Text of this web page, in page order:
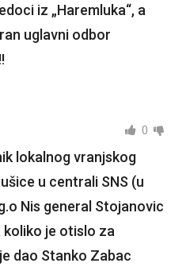
iz „Haremluka“, a
uglavni odbor
0
lokalnog vranjskog
u centrali SNS (u
Nis general Stojanovic
koliko je otislo za
dao Stanko Zabac